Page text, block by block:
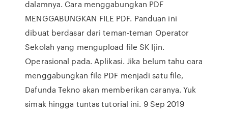
dalamnya. Cara menggabungkan PDF
MENGGABUNGKAN FILE PDF. Panduan ini
dibuat berdasar dari teman-teman Operator
Sekolah yang mengupload file SK Ijin.
Operasional pada. Aplikasi. Jika belum tahu cara
menggabungkan file PDF menjadi satu file,
Dafunda Tekno akan memberikan caranya. Yuk
simak hingga tuntas tutorial ini. 9 Sep 2019